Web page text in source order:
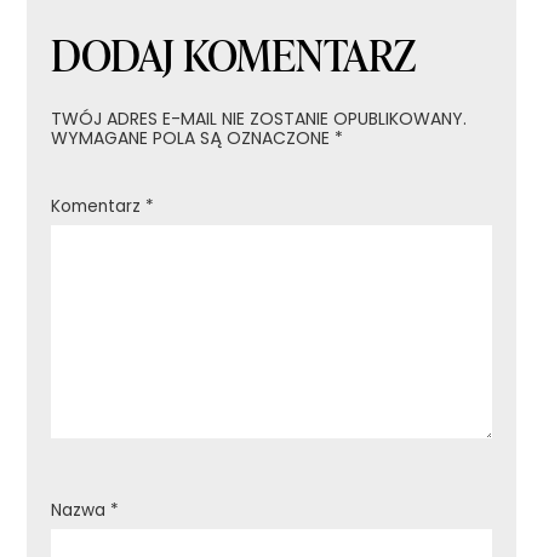
DODAJ KOMENTARZ
TWÓJ ADRES E-MAIL NIE ZOSTANIE OPUBLIKOWANY.
WYMAGANE POLA SĄ OZNACZONE *
Komentarz *
Nazwa *